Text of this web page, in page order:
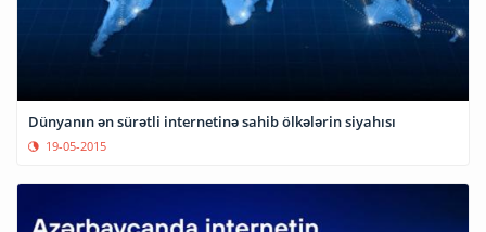
Dünyanın ən sürətli internetinə sahib ölkələrin siyahısı
19-05-2015